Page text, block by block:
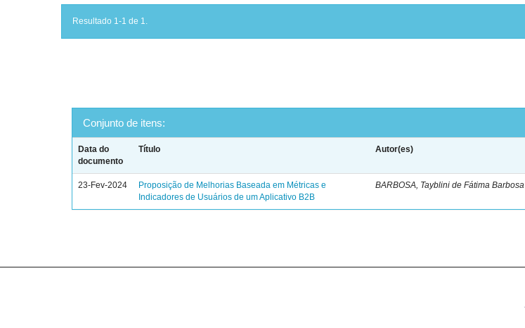
Resultado 1-1 de 1.
Conjunto de itens:
Data do
documento
Título Autor(es)
23-Fev-2024
Proposição de Melhorias Baseada em Métricas e
Indicadores de Usuários de um Aplicativo B2B
BARBOSA, Tayblini de Fátima Barbosa